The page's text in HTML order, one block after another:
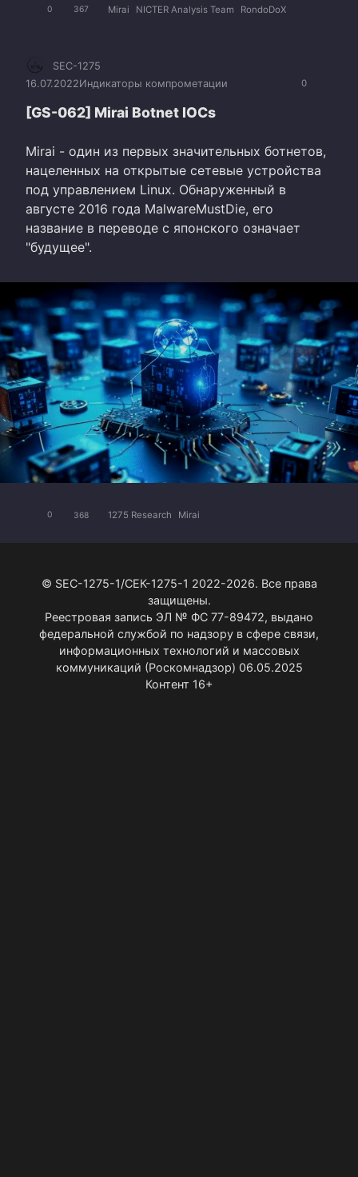
0 367 Mirai NICTER Analysis Team RondoDoX
0
SEC-1275
16.07.2022Индикаторы компрометации
[GS-062] Mirai Botnet IOCs
Mirai - один из первых значительных ботнетов,
нацеленных на открытые сетевые устройства
под управлением Linux. Обнаруженный в
августе 2016 года MalwareMustDie, его
название в переводе с японского означает
"будущее".
0 368 1275 Research Mirai
© SEC-1275-1/СЕК-1275-1 2022-2026. Все права
защищены.
Реестровая запись ЭЛ № ФС 77-89472, выдано
федеральной службой по надзору в сфере связи,
информационных технологий и массовых
коммуникаций (Роскомнадзор) 06.05.2025
Контент 16+